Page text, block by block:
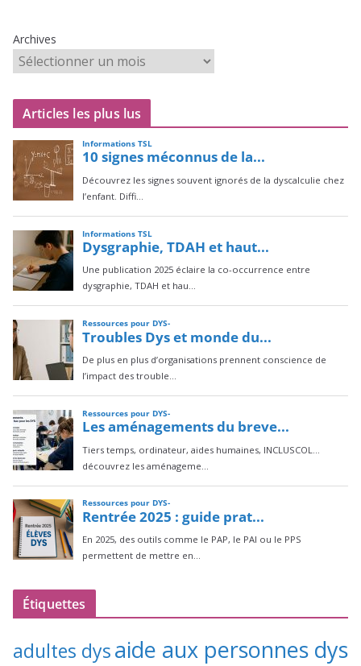
Archives
Articles les plus lus
Étiquettes
adultes dysaide aux personnes dys